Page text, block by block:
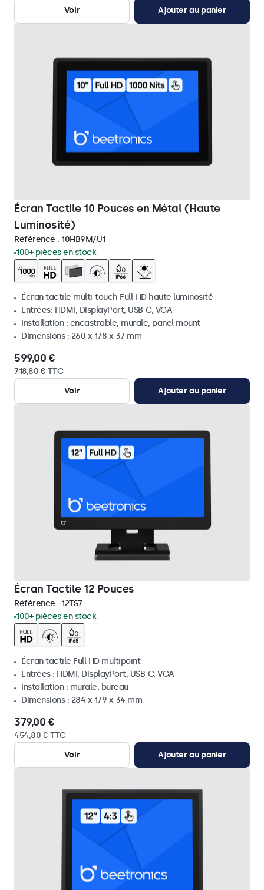
Voir Ajouter au panier
Écran Tactile 10 Pouces en Métal (Haute
Luminosité)
Référence : 10HB9M/U1
100+ pièces en stock
Écran tactile multi-touch Full-HD haute luminosité
Entrées: HDMI, DisplayPort, USB-C, VGA
Installation : encastrable, murale, panel mount
Dimensions : 260 x 178 x 37 mm
599,00 €
718,80 € TTC
Voir
Ajouter au panier
Écran Tactile 12 Pouces
Référence : 12TS7
100+ pièces en stock
Écran tactile Full HD multipoint
Entrées : HDMI, DisplayPort, USB-C, VGA
Installation : murale, bureau
Dimensions : 284 x 179 x 34 mm
379,00 €
454,80 € TTC
Voir
Ajouter au panier